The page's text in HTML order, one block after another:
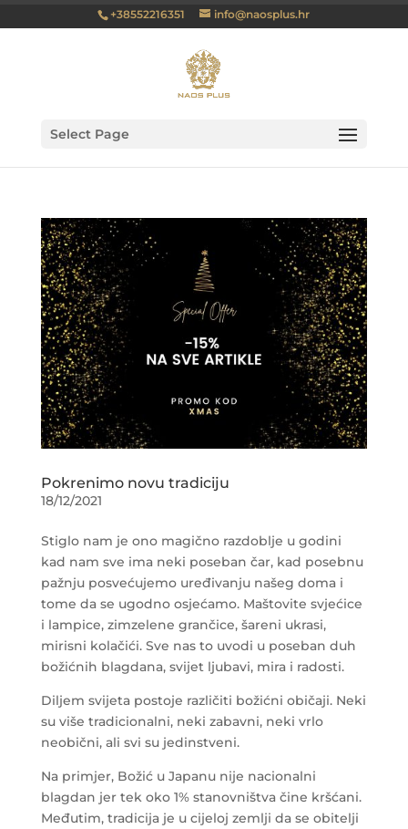
+38552216351 info@naosplus.hr
Select Page
Pokrenimo novu tradiciju
18/12/2021
Stiglo nam je ono magično razdoblje u godini
kad nam sve ima neki poseban čar, kad posebnu
pažnju posvećujemo uređivanju našeg doma i
tome da se ugodno osjećamo. Maštovite svjećice
i lampice, zimzelene grančice, šareni ukrasi,
mirisni kolačići. Sve nas to uvodi u poseban duh
božićnih blagdana, svijet ljubavi, mira i radosti.
Diljem svijeta postoje različiti božićni običaji. Neki
su više tradicionalni, neki zabavni, neki vrlo
neobični, ali svi su jedinstveni.
Na primjer, Božić u Japanu nije nacionalni
blagdan jer tek oko 1% stanovništva čine kršćani.
Međutim, tradicija je u cijeloj zemlji da se obitelji